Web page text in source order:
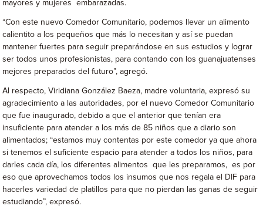
mayores y mujeres embarazadas.
“Con este nuevo Comedor Comunitario, podemos llevar un alimento
calientito a los pequeños que más lo necesitan y así se puedan
mantener fuertes para seguir preparándose en sus estudios y lograr
ser todos unos profesionistas, para contando con los guanajuatenses
mejores preparados del futuro”, agregó.
Al respecto, Viridiana González Baeza, madre voluntaria, expresó su
agradecimiento a las autoridades, por el nuevo Comedor Comunitario
que fue inaugurado, debido a que el anterior que tenían era
insuficiente para atender a los más de 85 niños que a diario son
alimentados; “estamos muy contentas por este comedor ya que ahora
si tenemos el suficiente espacio para atender a todos los niños, para
darles cada día, los diferentes alimentos que les preparamos, es por
eso que aprovechamos todos los insumos que nos regala el DIF para
hacerles variedad de platillos para que no pierdan las ganas de seguir
estudiando”, expresó.